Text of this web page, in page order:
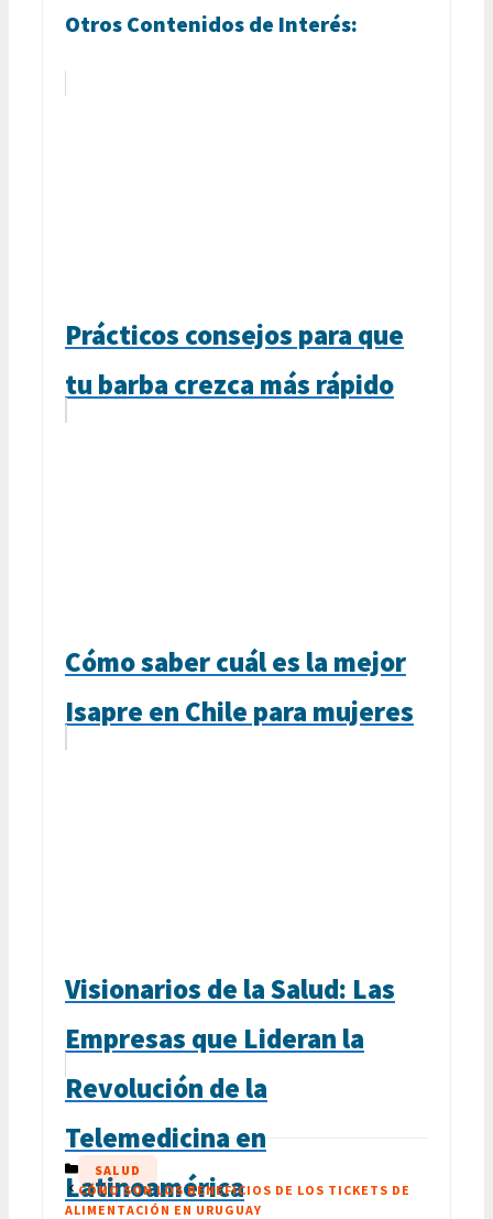
Otros Contenidos de Interés:
Prácticos consejos para que
tu barba crezca más rápido
Cómo saber cuál es la mejor
Isapre en Chile para mujeres
Visionarios de la Salud: Las
Empresas que Lideran la
Revolución de la
Telemedicina en
Latinoamérica
CATEGORÍAS
SALUD
CÓMO SON LOS BENEFICIOS DE LOS TICKETS DE
ALIMENTACIÓN EN URUGUAY